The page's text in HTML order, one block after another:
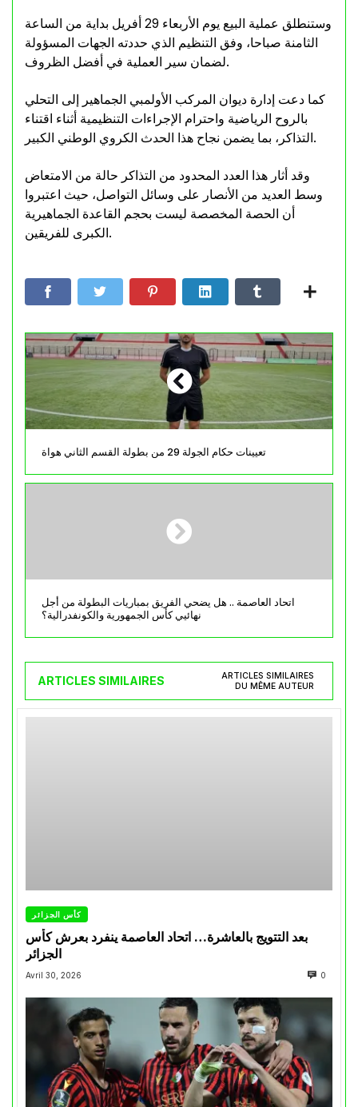
وستنطلق عملية البيع يوم الأربعاء 29 أفريل بداية من الساعة
الثامنة صباحا، وفق التنظيم الذي حددته الجهات المسؤولة
لضمان سير العملية في أفضل الظروف.
كما دعت إدارة ديوان المركب الأولمبي الجماهير إلى التحلي
بالروح الرياضية واحترام الإجراءات التنظيمية أثناء اقتناء
التذاكر، بما يضمن نجاح هذا الحدث الكروي الوطني الكبير.
وقد أثار هذا العدد المحدود من التذاكر حالة من الامتعاض
وسط العديد من الأنصار على وسائل التواصل، حيث اعتبروا
أن الحصة المخصصة ليست بحجم القاعدة الجماهيرية
الكبرى للفريقين.
تعيينات حكام الجولة 29 من بطولة القسم الثاني هواة
اتحاد العاصمة .. هل يضحي الفريق بمباريات البطولة من أجل
نهائيي كأس الجمهورية والكونفدرالية؟
ARTICLES SIMILAIRES
ARTICLES SIMILAIRES
DU MÊME AUTEUR
كأس الجزائر
بعد التتويج بالعاشرة… اتحاد العاصمة ينفرد بعرش كأس
الجزائر
Avril 30, 2026 0